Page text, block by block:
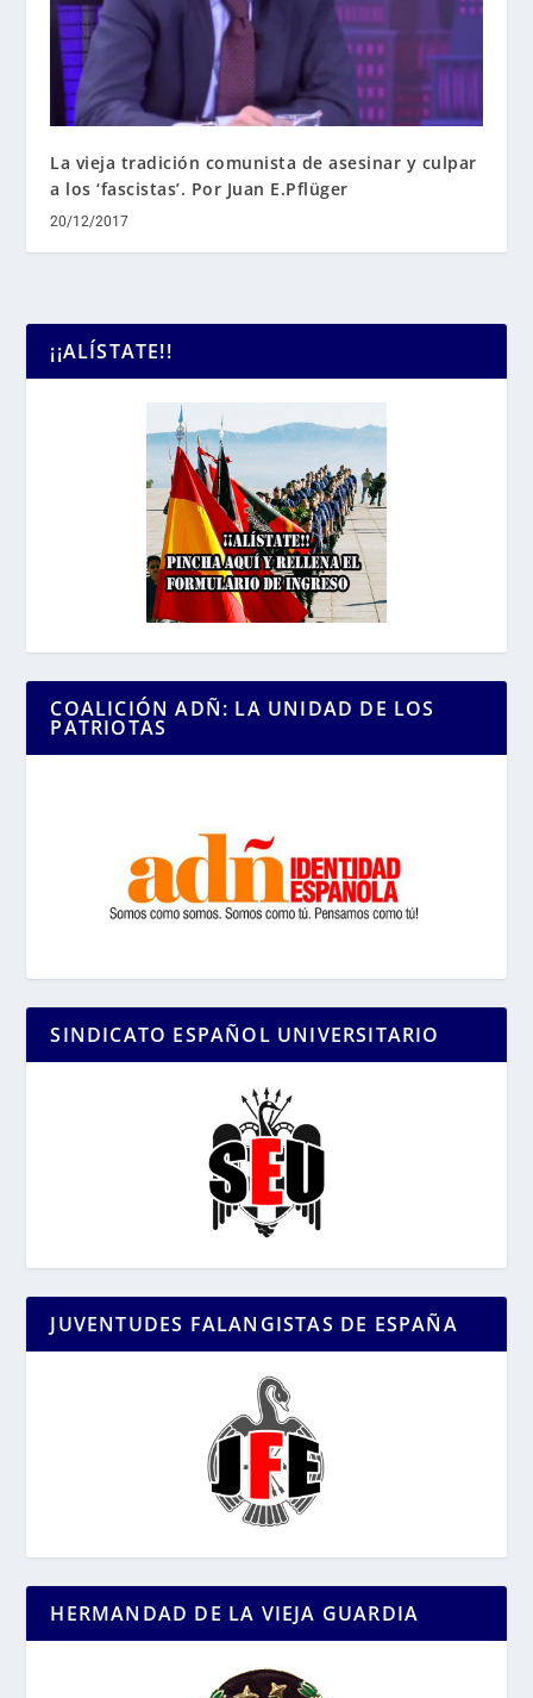
La vieja tradición comunista de asesinar y culpar
a los ‘fascistas’. Por Juan E.Pflüger
20/12/2017
¡¡ALÍSTATE!!
COALICIÓN ADÑ: LA UNIDAD DE LOS
PATRIOTAS
SINDICATO ESPAÑOL UNIVERSITARIO
JUVENTUDES FALANGISTAS DE ESPAÑA
HERMANDAD DE LA VIEJA GUARDIA